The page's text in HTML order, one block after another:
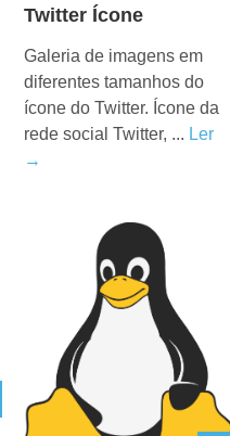
Twitter Ícone
Galeria de imagens em
diferentes tamanhos do
ícone do Twitter. Ícone da
rede social Twitter, ... Ler
→